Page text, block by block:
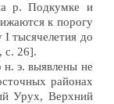
р. Подкумке и
к порогу
I тысячелетия до
с. 26].
э. выявлены не
районах
Урух, Верхний